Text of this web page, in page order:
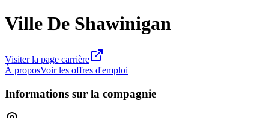
Ville De Shawinigan
Visiter la page carrière
À proposVoir les offres d'emploi
Informations sur la compagnie